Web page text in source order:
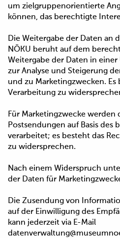
um zielgruppenorientierte
können, das berechtigte
Die Weitergabe der Daten an
NÖKU beruht auf dem
Weitergabe der Daten in
zur Analyse und Steigerung
und zu Marketingzwecken. Es
Verarbeitung zu
Für Marketingzwecke werden
Postsendungen auf Basis des
verarbeitet; es besteht das
zu widersprechen.
Nach einem Widerspruch
der Daten für
Die Zusendung von
auf der Einwilligung des
kann jederzeit via E-Mail